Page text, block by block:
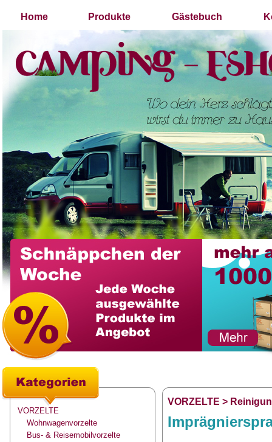
Home Produkte Gästebuch
VORZELTE
Wohnwagenvorzelte
Bus- & Reisemobilvorzelte
VORZELTE >